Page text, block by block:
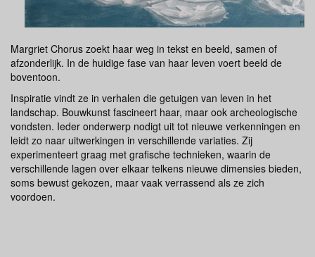
Margriet Chorus zoekt haar weg in tekst en beeld, samen of
afzonderlijk. In de huidige fase van haar leven voert beeld de
boventoon.
Inspiratie vindt ze in verhalen die getuigen van leven in het
landschap. Bouwkunst fascineert haar, maar ook archeologische
vondsten. Ieder onderwerp nodigt uit tot nieuwe verkenningen en
leidt zo naar uitwerkingen in verschillende variaties. Zij
experimenteert graag met grafische technieken, waarin de
verschillende lagen over elkaar telkens nieuwe dimensies bieden,
soms bewust gekozen, maar vaak verrassend als ze zich
voordoen.